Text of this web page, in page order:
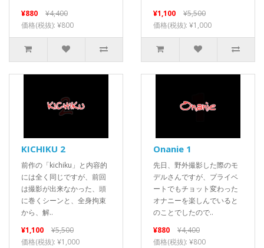
¥880
¥4,400
価格(税抜): ¥800
¥1,100
¥5,500
価格(税抜): ¥1,000
KICHIKU 2
前作の「kichiku」と内容的
には全く同じですが、前回
は撮影が出来なかった、頭
に巻くシーンと、全身拘束
から、解..
¥1,100
¥5,500
価格(税抜): ¥1,000
Onanie 1
先日、野外撮影した際のモ
デルさんですが、プライベ
ートでもチョット変わった
オナニーを楽しんでいると
のことでしたので..
¥880
¥4,400
価格(税抜): ¥800